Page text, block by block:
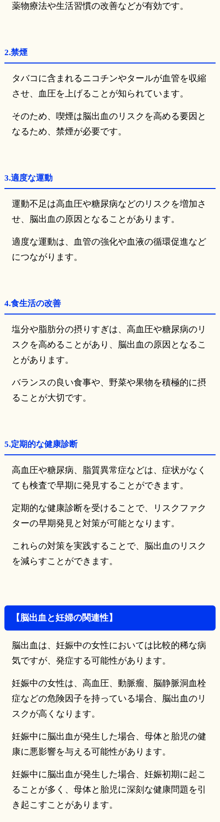
薬物療法や生活習慣の改善などが有効です。
2.禁煙
タバコに含まれるニコチンやタールが血管を収縮
させ、血圧を上げることが知られています。
そのため、喫煙は脳出血のリスクを高める要因と
なるため、禁煙が必要です。
3.適度な運動
運動不足は高血圧や糖尿病などのリスクを増加さ
せ、脳出血の原因となることがあります。
適度な運動は、血管の強化や血液の循環促進など
につながります。
4.食生活の改善
塩分や脂肪分の摂りすぎは、高血圧や糖尿病のリ
スクを高めることがあり、脳出血の原因となるこ
とがあります。
バランスの良い食事や、野菜や果物を積極的に摂
ることが大切です。
5.定期的な健康診断
高血圧や糖尿病、脂質異常症などは、症状がなく
ても検査で早期に発見することができます。
定期的な健康診断を受けることで、リスクファク
ターの早期発見と対策が可能となります。
これらの対策を実践することで、脳出血のリスク
を減らすことができます。
【脳出血と妊婦の関連性】
脳出血は、妊娠中の女性においては比較的稀な病
気ですが、発症する可能性があります。
妊娠中の女性は、高血圧、動脈瘤、脳静脈洞血栓
症などの危険因子を持っている場合、脳出血のリ
スクが高くなります。
妊娠中に脳出血が発生した場合、母体と胎児の健
康に悪影響を与える可能性があります。
妊娠中に脳出血が発生した場合、妊娠初期に起こ
ることが多く、母体と胎児に深刻な健康問題を引
き起こすことがあります。